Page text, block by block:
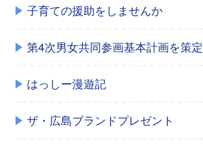
子育ての援助をしませんか
第4次男女共同参画基本計画を策定
はっしー漫遊記
ザ・広島ブランドプレゼント